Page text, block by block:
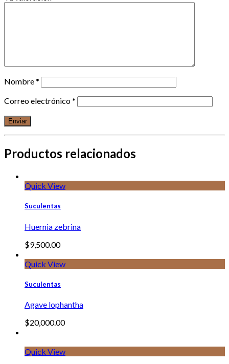
Nombre*
Correo electrónico*
Productos relacionados
Quick View
Suculentas
Huernia zebrina
$9,500.00
Quick View
Suculentas
Agave lophantha
$20,000.00
Quick View